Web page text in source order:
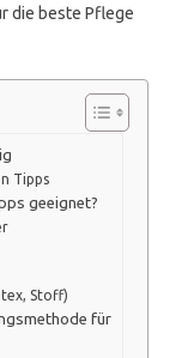
die beste Pflege
Tipps
geeignet?
Stoff)
für